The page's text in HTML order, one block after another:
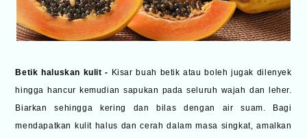
Betik haluskan kulit - Kisar buah betik atau boleh jugak dilenyek
hingga hancur kemudian sapukan pada seluruh wajah dan leher.
Biarkan sehingga kering dan bilas dengan air suam. Bagi
mendapatkan kulit halus dan cerah dalam masa singkat, amalkan